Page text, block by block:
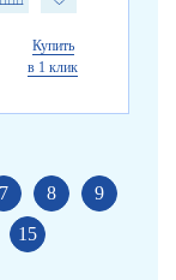
Купить
в 1 клик
7 8
9
15